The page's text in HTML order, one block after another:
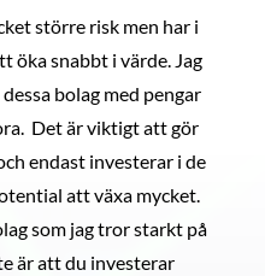
större risk men har i
öka snabbt i värde. Jag
bolag med pengar
Det är viktigt att gör
endast investerar i de
att växa mycket.
som jag tror starkt på
är att du investerar